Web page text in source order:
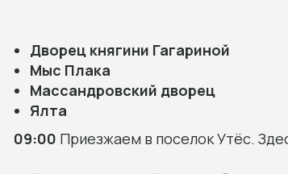
Дворец княгини Гагариной
Мыс Плака
Массандровский дворец
Ялта
09:00 Приезжаем в поселок Утёс.